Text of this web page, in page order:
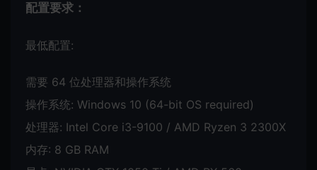
配置要求：
最低配置:
需要 64 位处理器和操作系统
操作系统: Windows 10 (64-bit OS required)
处理器: Intel Core i3-9100 / AMD Ryzen 3 2300X
内存: 8 GB RAM